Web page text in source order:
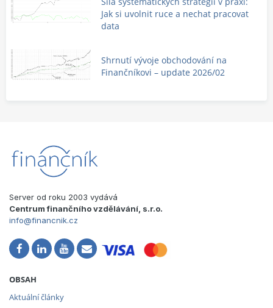
Jak si uvolnit ruce a nechat pracovat
data
Shrnutí vývoje obchodování na
Finančníkovi – update 2026/02
Server od roku 2003 vydává
Centrum finančního vzdělávání, s.r.o.
info@financnik.cz
OBSAH
Aktuální články